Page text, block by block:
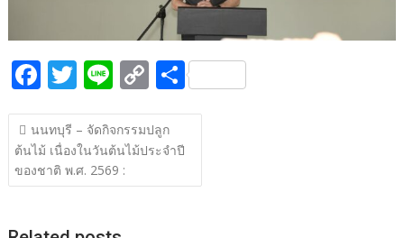
F
ac
e
b
o
T
w
itt
er
Li
n
e
C
o
p
y
Li
S
h
แนะแนว
เรื่อง
นนทบุรี – จัดกิจกรรมปลูก
ต้นไม้ เนื่องในวันต้นไม้ประจำปี
ของชาติ พ.ศ. 2569 :